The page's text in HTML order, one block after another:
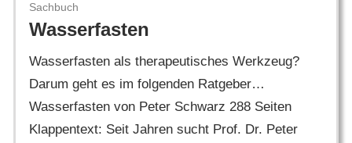
Sachbuch
Wasserfasten
Wasserfasten als therapeutisches Werkzeug?
Darum geht es im folgenden Ratgeber…
Wasserfasten von Peter Schwarz 288 Seiten
Klappentext: Seit Jahren sucht Prof. Dr. Peter